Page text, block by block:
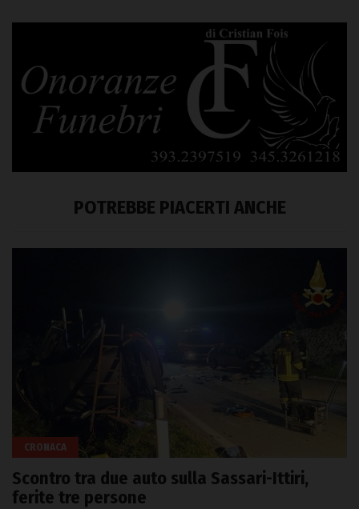
POTREBBE PIACERTI ANCHE
CRONACA
Scontro tra due auto sulla Sassari-Ittiri,
ferite tre persone